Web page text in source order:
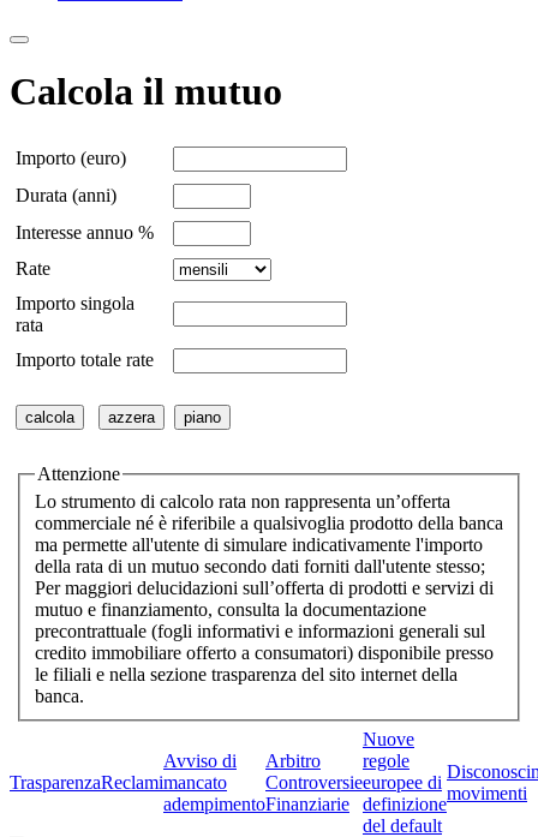
Calcola il mutuo
Importo (euro)
Durata (anni)
Interesse annuo %
Rate
Importo singola
rata
Importo totale rate
Attenzione
Lo strumento di calcolo rata non rappresenta un’offerta
commerciale né è riferibile a qualsivoglia prodotto della banca
ma permette all'utente di simulare indicativamente l'importo
della rata di un mutuo secondo dati forniti dall'utente stesso;
Per maggiori delucidazioni sull’offerta di prodotti e servizi di
mutuo e finanziamento, consulta la documentazione
precontrattuale (fogli informativi e informazioni generali sul
credito immobiliare offerto a consumatori) disponibile presso
le filiali e nella sezione trasparenza del sito internet della
banca.
TrasparenzaReclami
Avviso di
mancato
adempimento
Arbitro
Controversie
Finanziarie
Nuove
regole
europee di
definizione
del default
movimenti